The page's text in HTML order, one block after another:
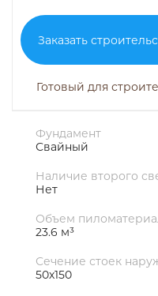
Заказать
Готовый для
Фундамент
Свайный
Наличие второго
Нет
Объем
23.6 м³
Сечение стоек
50х150